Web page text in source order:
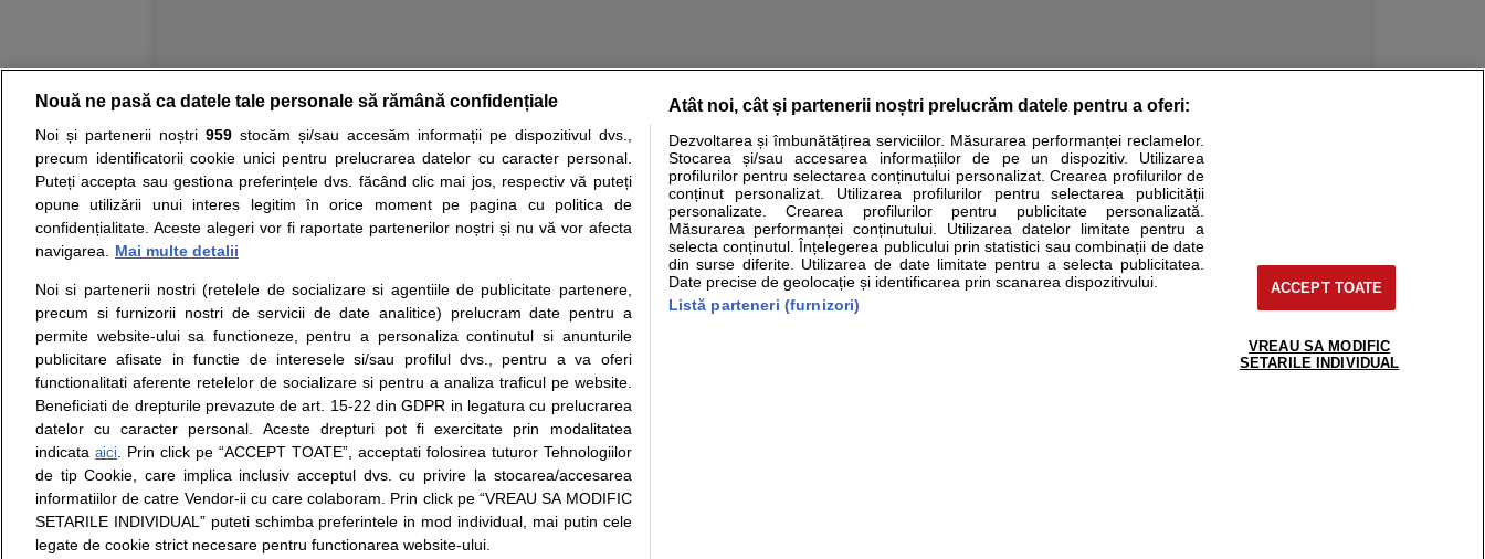
Resurse: Autoevaluare simptome Interpretare analize Specialitati medicale
Opiniile avizate ale medicilor, sfaturile si orice alte informatii despre sanatate disponibile pe sfatulmedicului.ro au scop informativ si educational. Ele nu pot substitui consultul medical direct si
nici diagnosticul stabilit in urma investigatiilor si analizelor medicale. Va sfatuim, ca pe langa informatia primita pe sfatulmedicului.ro sa consultati fie medicul Dvs., fie unul dintre medicii pe care
ii punem la dispozitie pentru programare in sistemul de programari la medic Clickmed.
Despre noi
Contact
Intrebari frecvente
Consultanti
medicali
Termeni si conditii
Politica de
confidentialitate
Politica de cookie
Modifica Setarile Cookie
Drepturile consumatorului
Protectia consumatorilor -
ANPC
Solutionarea Alternativa a
Litigiilor
Info consumator: 0800.080.999
Formulare europene - CNAS
Ministerul Sanatatii - ANMDM
Parteneri
Inscriere clinica
Pentru pacient
support@sfatulmedicului.ro
0374 109 268
© Copyright © 2005 - 2026
SFATUL MEDICULUI.ro S.A, CUI: RO 38847631, J40/1995/2018, cu sediul in Bucuresti, Bulevardul Pierre de Coubertin, Office Building, Spatiul E6-11, etaj 6, sector 2, cod 021901
Nouă ne pasă ca datele tale personale să rămână confidențiale
Noi și partenerii noștri 959stocăm și/sau accesăm informații pe dispozitivul dvs.,
precum identificatorii cookie unici pentru prelucrarea datelor cu caracter personal.
Puteți accepta sau gestiona preferințele dvs. făcând clic mai jos, respectiv vă puteți
opune utilizării unui interes legitim în orice moment pe pagina cu politica de
confidențialitate. Aceste alegeri vor fi raportate partenerilor noștri și nu vă vor afecta
navigarea.
Mai multe detalii
Noi si partenerii nostri (retelele de socializare si agentiile de publicitate partenere,
precum si furnizorii nostri de servicii de date analitice) prelucram date pentru a
permite website-ului sa functioneze, pentru a personaliza continutul si anunturile
publicitare afisate in functie de interesele si/sau profilul dvs., pentru a va oferi
functionalitati aferente retelelor de socializare si pentru a analiza traficul pe website.
Beneficiati de drepturile prevazute de art. 15-22 din GDPR in legatura cu prelucrarea
datelor cu caracter personal. Aceste drepturi pot fi exercitate prin modalitatea
indicata aici. Prin click pe “ACCEPT TOATE”, acceptati folosirea tuturor Tehnologiilor
de tip Cookie, care implica inclusiv acceptul dvs. cu privire la stocarea/accesarea
informatiilor de catre Vendor-ii cu care colaboram. Prin click pe “VREAU SA MODIFIC
SETARILE INDIVIDUAL” puteti schimba preferintele in mod individual, mai putin cele
legate de cookie strict necesare pentru functionarea website-ului.
Atât noi, cât și partenerii noștri prelucrăm datele pentru a oferi:
Dezvoltarea și îmbunătățirea serviciilor. Măsurarea performanței reclamelor.
Stocarea și/sau accesarea informațiilor de pe un dispozitiv. Utilizarea
profilurilor pentru selectarea conținutului personalizat. Crearea profilurilor de
conținut personalizat. Utilizarea profilurilor pentru selectarea publicității
personalizate. Crearea profilurilor pentru publicitate personalizată.
Măsurarea performanței conținutului. Utilizarea datelor limitate pentru a
selecta conținutul. Înțelegerea publicului prin statistici sau combinații de date
din surse diferite. Utilizarea de date limitate pentru a selecta publicitatea.
Date precise de geolocație și identificarea prin scanarea dispozitivului.
Listă parteneri (furnizori)
ACCEPT TOATE
VREAU SA MODIFIC
SETARILE INDIVIDUAL